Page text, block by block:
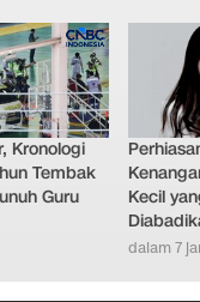
Kronologi
Tembak
Guru
Kecil
dalam 7